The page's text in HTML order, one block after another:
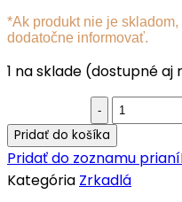
*Ak produkt nie je
dodatočne informovať.
1 na sklade (dostupné aj
Marocké
zrkadlo
Tachratat
01
Pridať do košíka
Pridať do zoznamu prianí
Kategória Zrkadlá